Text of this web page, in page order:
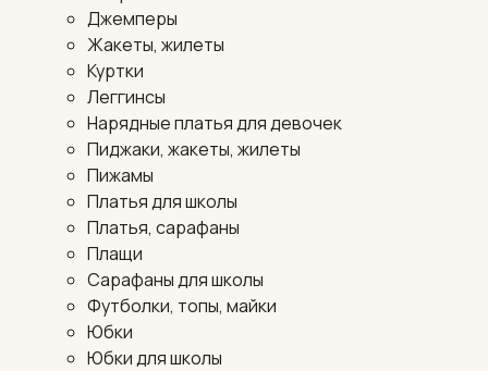
Джемперы
Жакеты, жилеты
Куртки
Леггинсы
Нарядные платья для девочек
Пиджаки, жакеты, жилеты
Пижамы
Платья для школы
Платья, сарафаны
Плащи
Сарафаны для школы
Футболки, топы, майки
Юбки
Юбки для школы